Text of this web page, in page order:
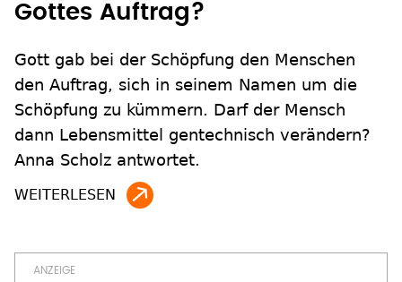
Gottes Auftrag?
Gott gab bei der Schöpfung den Menschen
den Auftrag, sich in seinem Namen um die
Schöpfung zu kümmern. Darf der Mensch
dann Lebensmittel gentechnisch verändern?
Anna Scholz antwortet.